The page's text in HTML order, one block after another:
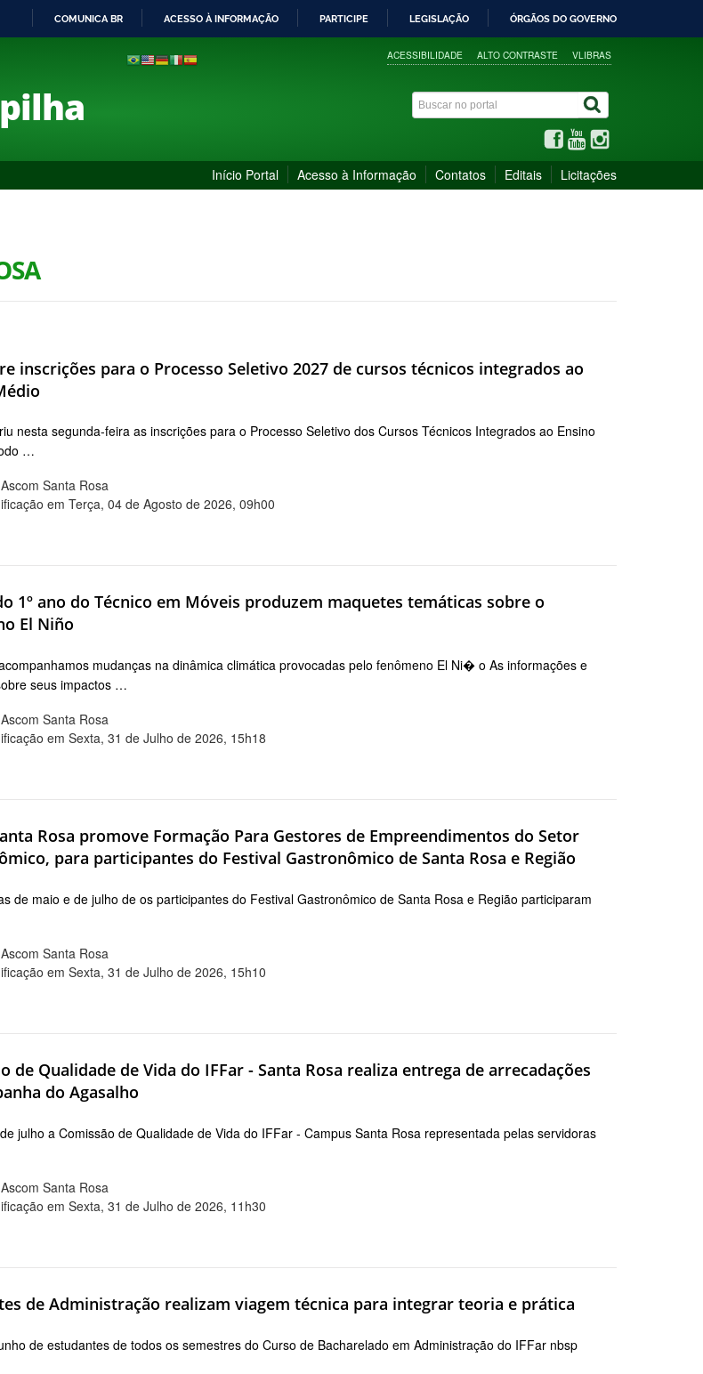
PARA
COMUNICA BR ACESSO À INFORMAÇÃO PARTICIPE LEGISLAÇÃO ÓRGÃOS DO GOVERNO
ACESSIBILIDADE ALTO CONTRASTE VLIBRAS
Início Portal Acesso à Informação Contatos Editais Licitações
inscrições para o Processo Seletivo 2027 de cursos técnicos integrados ao
nesta segunda-feira as inscrições para o Processo Seletivo dos Cursos Técnicos Integrados ao Ensino
…
Santa Rosa
em Terça, 04 de Agosto de 2026, 09h00
1º ano do Técnico em Móveis produzem maquetes temáticas sobre o
El Niño
mudanças na dinâmica climática provocadas pelo fenômeno El Ni� o As informações e
seus impactos …
Santa Rosa
em Sexta, 31 de Julho de 2026, 15h18
Rosa promove Formação Para Gestores de Empreendimentos do Setor
para participantes do Festival Gastronômico de Santa Rosa e Região
de maio e de julho de os participantes do Festival Gastronômico de Santa Rosa e Região participaram
Santa Rosa
em Sexta, 31 de Julho de 2026, 15h10
de Qualidade de Vida do IFFar - Santa Rosa realiza entrega de arrecadações
do Agasalho
julho a Comissão de Qualidade de Vida do IFFar - Campus Santa Rosa representada pelas servidoras
Santa Rosa
em Sexta, 31 de Julho de 2026, 11h30
de Administração realizam viagem técnica para integrar teoria e prática
de estudantes de todos os semestres do Curso de Bacharelado em Administração do IFFar nbsp